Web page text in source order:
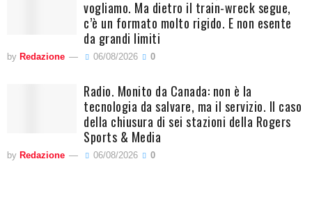
vogliamo. Ma dietro il train-wreck segue,
c’è un formato molto rigido. E non esente
da grandi limiti
by Redazione 06/08/2026 0
Radio. Monito da Canada: non è la
tecnologia da salvare, ma il servizio. Il caso
della chiusura di sei stazioni della Rogers
Sports & Media
by Redazione 06/08/2026 0